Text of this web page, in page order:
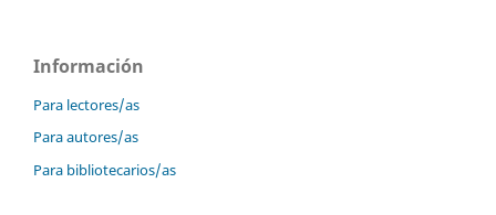
Información
Para lectores/as
Para autores/as
Para bibliotecarios/as